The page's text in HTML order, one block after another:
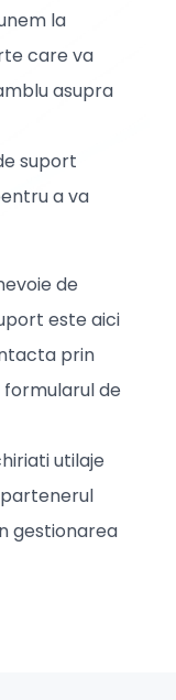
la
care va
asupra
suport
a va
de
este aici
prin
de
utilaje
gestionarea